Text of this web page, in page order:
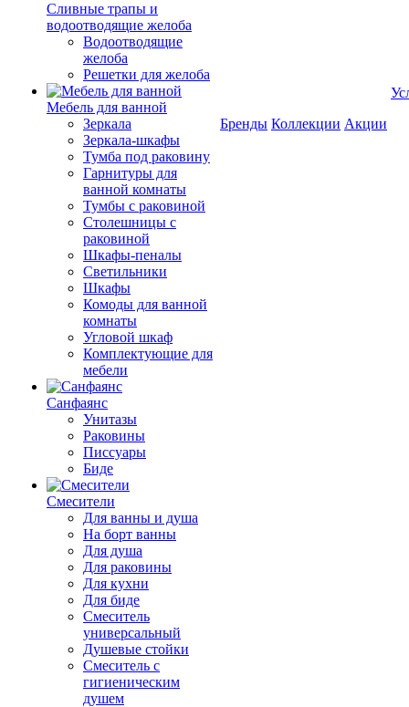
Cливные трапы и
водоотводящие желоба
Водоотводящие
желоба
Решетки для желоба
Мебель для ванной
Зеркала
Зеркала-шкафы
Тумба под раковину
Гарнитуры для
ванной комнаты
Тумбы с раковиной
Столешницы с
раковиной
Шкафы-пеналы
Светильники
Шкафы
Комоды для ванной
комнаты
Угловой шкаф
Комплектующие для
мебели
Санфаянс
Унитазы
Раковины
Писсуары
Биде
Смесители
Для ванны и душа
На борт ванны
Для душа
Для раковины
Для кухни
Для биде
Смеситель
универсальный
Душевые стойки
Смеситель с
гигиеническим
душем
Бренды Коллекции Акции